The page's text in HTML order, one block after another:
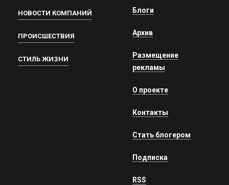
НОВОСТИ КОМПАНИЙ
ПРОИСШЕСТВИЯ
СТИЛЬ ЖИЗНИ
Блоги
Архив
Размещение
рекламы
О проекте
Контакты
Стать блогером
Подписка
RSS